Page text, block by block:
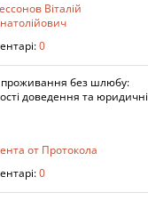
Віталій
0
проживання без шлюбу:
доведення та юридичні
от Протокола
0